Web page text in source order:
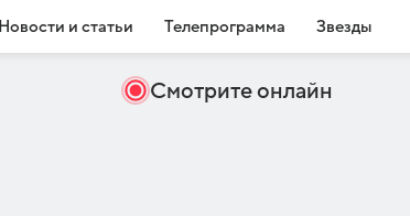
Новости и статьи Телепрограмма Звезды
Смотрите онлайн